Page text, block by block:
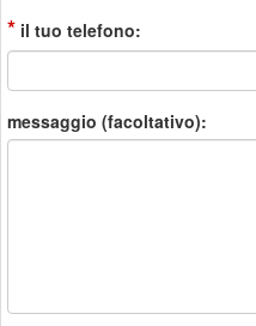
* il tuo telefono:
messaggio (facoltativo):